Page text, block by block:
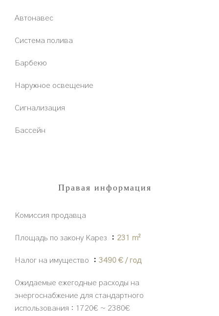
Aвтонавес
Система полива
Барбекю
Наружное освещение
Сигнализация
Бассейн
Правая информация
Комиссия продавца
Площадь по закону Карез 231 m²
Налог на имущество 3490 € / год
Ожидаемые ежегодные расходы на
энергоснабжение для стандартного
использования : 1720€ ~ 2380€